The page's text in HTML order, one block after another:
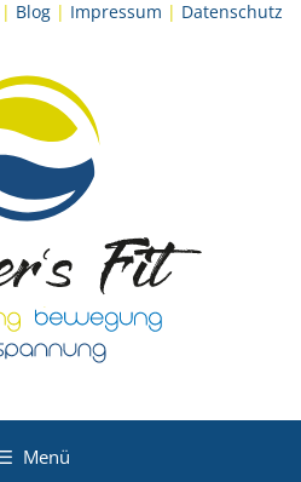
| Blog | Impressum | Datenschutz
Menü